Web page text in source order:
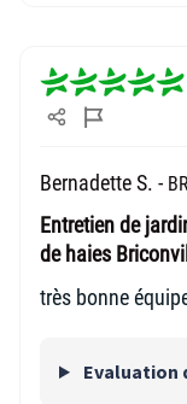
Bernadette S. -
Entretien de
de haies
très bonne
Evaluation